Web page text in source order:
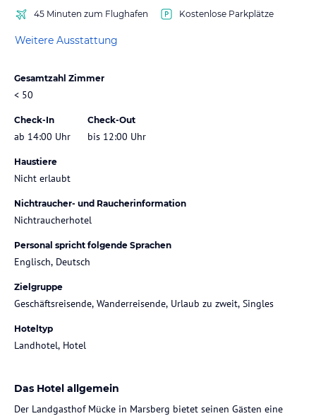
45 Minuten zum Flughafen
Kostenlose Parkplätze
Weitere Ausstattung
Gesamtzahl Zimmer
< 50
Check-In
ab 14:00 Uhr
Check-Out
bis 12:00 Uhr
Haustiere
Nicht erlaubt
Nichtraucher- und Raucherinformation
Nichtraucherhotel
Personal spricht folgende Sprachen
Englisch, Deutsch
Zielgruppe
Geschäftsreisende, Wanderreisende, Urlaub zu zweit, Singles
Hoteltyp
Landhotel, Hotel
Das Hotel allgemein
Der Landgasthof Mücke in Marsberg bietet seinen Gästen eine